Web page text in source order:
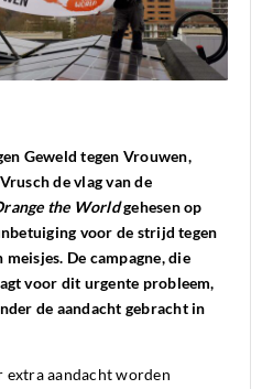
Geweld tegen Vrouwen,
de vlag van de
the Worldgehesen op
voor de strijd tegen
De campagne, die
voor dit urgente probleem,
de aandacht gebracht in
extra aandacht worden